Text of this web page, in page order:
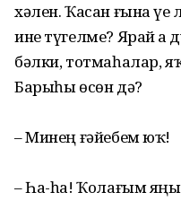
хәлен. Ҡасан ғына үҙе
ине түгелме? Ярай
бәлки, тотмаһалар,
Барыһы өсөн дә?
– Минең ғәйебем юҡ!
– Һа-һа! Ҡолағым